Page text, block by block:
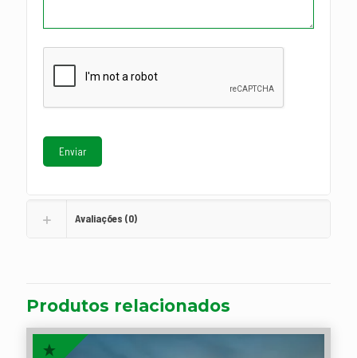
Avaliações (0)
Produtos relacionados